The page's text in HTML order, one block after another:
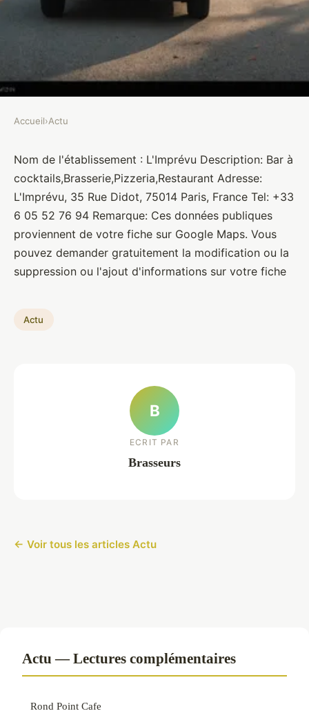
L'Imprévu
Brasseurs• 10 janvier 2022• 1 min de lecture
Accueil›Actu
Nom de l'établissement : L'Imprévu Description: Bar à
cocktails,Brasserie,Pizzeria,Restaurant Adresse:
L'Imprévu, 35 Rue Didot, 75014 Paris, France Tel: +33
6 05 52 76 94 Remarque: Ces données publiques
proviennent de votre fiche sur Google Maps. Vous
pouvez demander gratuitement la modification ou la
suppression ou l'ajout d'informations sur votre fiche
Actu
B
ECRIT PAR
Brasseurs
← Voir tous les articles Actu
Actu — Lectures complémentaires
Rond Point Cafe